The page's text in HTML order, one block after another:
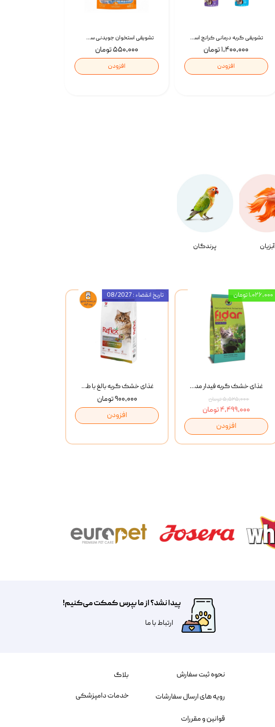
تشویقی استخوان جویدنی سگ اسنکی کرانچی با طعم مرغ Snacky Crunchy Munchy وزن 100 گرم
۵۵۰,۰۰۰ تومان
افزودن
تشویقی گربه درمانی کرانچ اسنکی با طعم میکس Snacky Crunch Cat Treats وزن 60 گرم بسته 4 عددی
۱,۴۰۰,۰۰۰ تومان
افزودن
آبزیان پرندگان
غذای خشک گربه بالغ با طعم مرغ و برنج رفلکس Reflex Multi Color Chicken And Rice وزن 1 کیلوگرم
۹۰۰,۰۰۰ تومان
افزودن
تاریخ انقضاء : 08/2027
غذای خشک گربه فیدار مدل Adult وزن 10 کیلوگرم
۵,۵۲۵,۰۰۰ تومان
۴,۴۹۹,۰۰۰ تومان
افزودن
۱,۰۲۶,۰۰۰ تومان
پیدا نشد؟ از ما بپرس کمکت می‌کنیم!
​​​ارتباط با ما
نحوه ثبت سفارش
رویه های ارسال سفارشات
قوانین و مقررات
بلاگ
خدمات دامپزشکی